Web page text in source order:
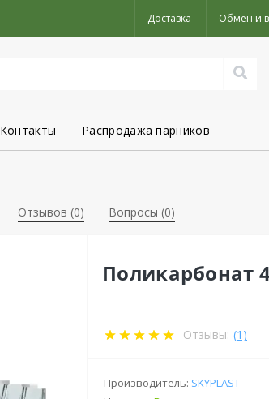
Доставка Обмен и
Контакты Распродажа парников
Отзывов (0) Вопросы (0)
Поликарбонат
Отзывы: (1)
Производитель: SKYPLAST